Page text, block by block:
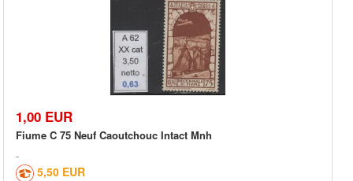
1,00 EUR
Fiume C 75 Neuf Caoutchouc Intact Mnh
5,50 EUR